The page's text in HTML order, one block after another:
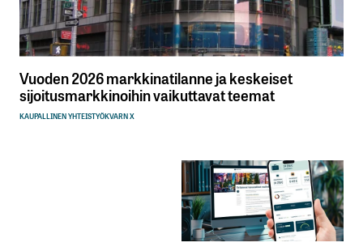
Vuoden 2026 markkinatilanne ja keskeiset
sijoitusmarkkinoihin vaikuttavat teemat
KAUPALLINEN YHTEISTYÖKVARN X